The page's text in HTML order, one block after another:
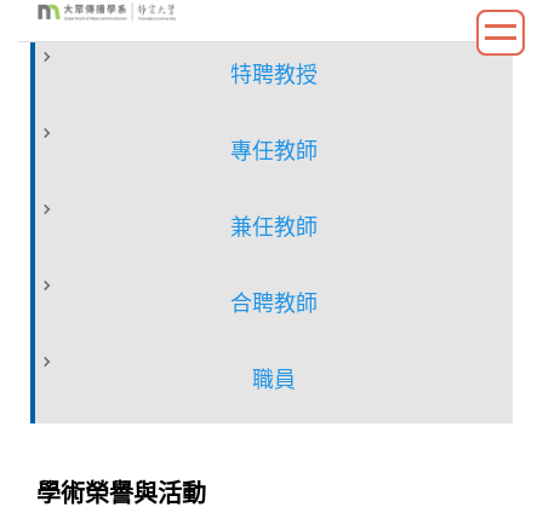
到
特聘教授
專任教師
兼任教師
合聘教師
職員
學術榮譽與活動